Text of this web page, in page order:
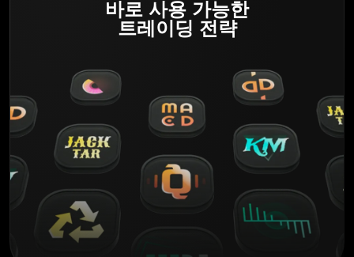
바로 사용 가능한
트레이딩 전략